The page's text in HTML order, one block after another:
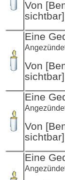
Von
sichtbar]
Eine
Von
sichtbar]
Eine
Von
sichtbar]
Eine